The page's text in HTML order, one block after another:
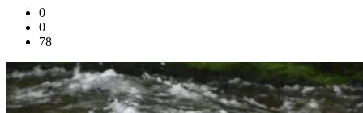
0
0
78